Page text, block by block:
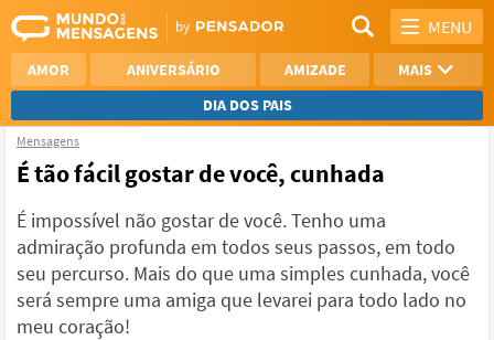
MENU
AMOR ANIVERSÁRIO AMIZADE
MAIS
DIA DOS PAIS
REFLEXÃO
AGRADECIMENTO
NAMORO
VER TODAS
Mensagens
É tão fácil gostar de você, cunhada
É impossível não gostar de você. Tenho uma
admiração profunda em todos seus passos, em todo
seu percurso. Mais do que uma simples cunhada, você
será sempre uma amiga que levarei para todo lado no
meu coração!